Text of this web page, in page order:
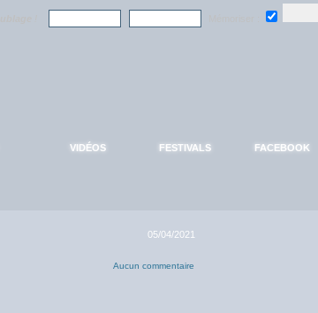
VIDÉOS FESTIVALS FACEBOOK
05/04/2021
Aucun commentaire